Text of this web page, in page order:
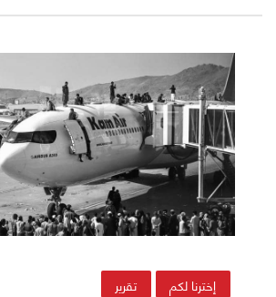
الأقصى" في السابع من تشرين الأول/
إخترنا لكم تقرير